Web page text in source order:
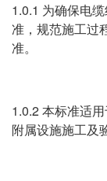
1.0.1 为确保电
准，规范施工过
准。
1.0.2 本标准适
附属设施施工及